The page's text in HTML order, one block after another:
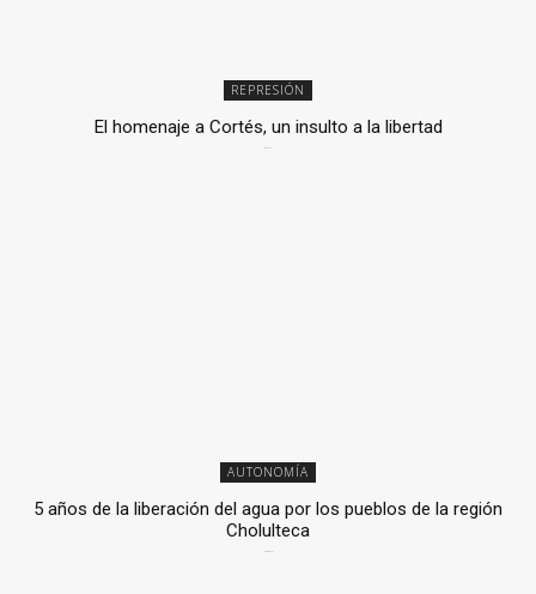
REPRESIÓN
El homenaje a Cortés, un insulto a la libertad
AUTONOMÍA
5 años de la liberación del agua por los pueblos de la región
Cholulteca